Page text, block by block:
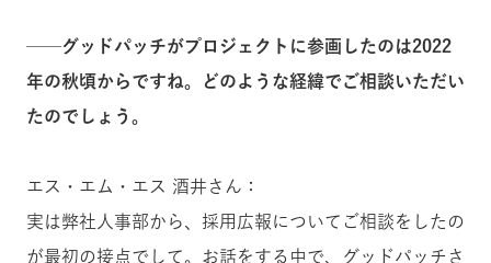
──グッドパッチがプロジェクトに参画したのは2022
年の秋頃からですね。どのような経緯でご相談いただい
たのでしょう。
エス・エム・エス 酒井さん：
実は弊社人事部から、採用広報についてご相談をしたの
が最初の接点でして。お話をする中で、グッドパッチさ